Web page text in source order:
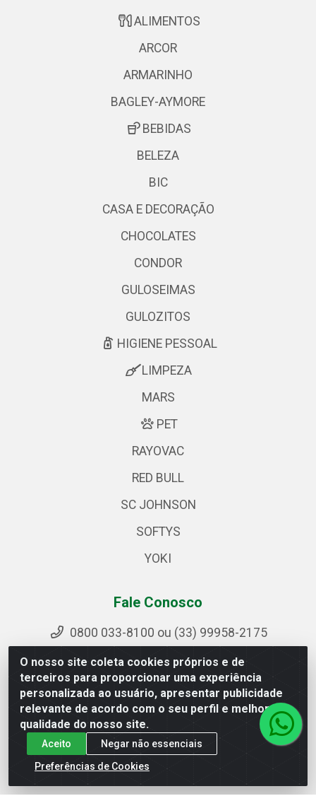
O nosso site coleta cookies próprios e de
terceiros para proporcionar uma experiência
personalizada ao usuário, apresentar publicidade
relevante de acordo com o seu perfil e melhorar a
qualidade do nosso site.
Aceito
Negar não essenciais
Preferências de Cookies
ALIMENTOS
ARCOR
ARMARINHO
BAGLEY-AYMORE
BEBIDAS
BELEZA
BIC
CASA E DECORAÇÃO
CHOCOLATES
CONDOR
GULOSEIMAS
GULOZITOS
HIGIENE PESSOAL
LIMPEZA
MARS
PET
RAYOVAC
RED BULL
SC JOHNSON
SOFTYS
YOKI
Fale Conosco
0800 033-8100 ou (33) 99958-2175
sac@ipirangamg.com.br
Acompanhe nossas publicações
Ipiranga Distribuição LTDA - Avenida Doutor Jorge
Hannas, 101 - Ponte da Aldeia - Manhuaçu / MG - CEP
36906-440 - CNPJ 25.310.749/0001-66